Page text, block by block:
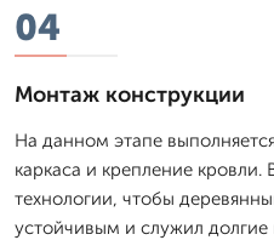
04
Монтаж конструкции
На данном этапе
каркаса и крепление
технологии, чтобы
устойчивым и служил